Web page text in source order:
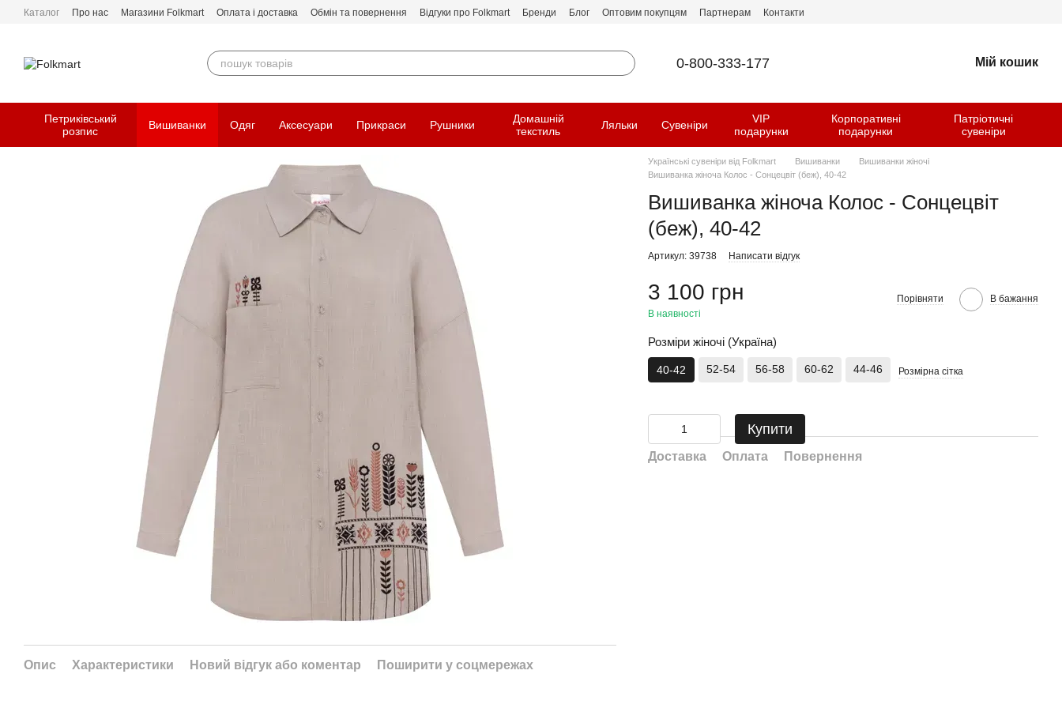
Перейти до основного контенту
Каталог Про нас Магазини Folkmart Оплата і доставка Обмін та повернення Відгуки про Folkmart Бренди Блог Оптовим покупцям Партнерам Контакти
0-800-333-177 Мій кошик
Петриківський
розпис
Вишиванки Одяг Аксесуари Прикраси Рушники
Домашній
текстиль
Ляльки Сувеніри
VIP
подарунки
Корпоративні
подарунки
Патріотичні
сувеніри
Опис Характеристики Новий відгук або коментар Поширити у соцмережах
Українські сувеніри від Folkmart Вишиванки
Вишиванки жіночі
Вишиванка жіноча Колос - Сонцецвіт (беж), 40-42
Вишиванка жіноча Колос - Сонцецвіт
(беж), 40-42
Артикул: 39738 Написати відгук
3 100 грн
В наявності
Порівняти В бажання
Розміри жіночі (Україна)
40-42 52-54 56-58 60-62 44-46 Розмірна сітка
Купити
Доставка Оплата Повернення